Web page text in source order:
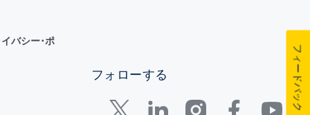
バシー･ポ
フォローする フィードバック